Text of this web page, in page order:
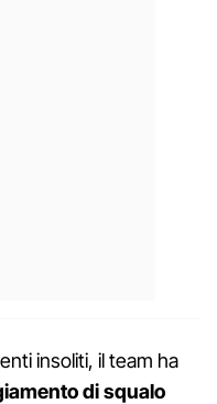
insoliti, il team ha
di squalo